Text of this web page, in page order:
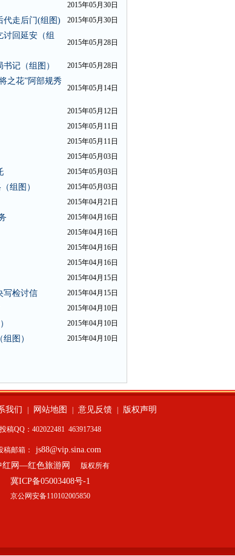
2015年05月30日
代走后门(组图)
2015年05月30日
回延安（组
2015年05月28日
记（组图）
2015年05月28日
之花”阿部规秀
2015年05月14日
2015年05月12日
2015年05月11日
2015年05月11日
2015年05月03日
2015年05月03日
组图）
2015年05月03日
2015年04月21日
2015年04月16日
2015年04月16日
2015年04月16日
2015年04月16日
2015年04月15日
写检讨信
2015年04月15日
2015年04月10日
2015年04月10日
图）
2015年04月10日
我们 网站地图 意见反馈 版权声明
投稿QQ：402022481 463917348
稿邮箱：
js88@vip.sina.com
红网—红色旅游网
版权所有
冀ICP备05003408号-1
京公网安备110102005850